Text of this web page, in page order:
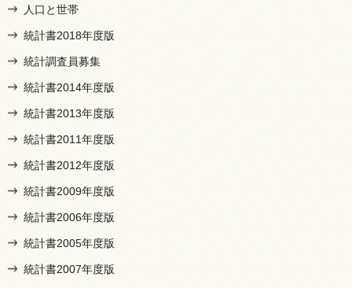
人口と世帯
統計書2018年度版
統計調査員募集
統計書2014年度版
統計書2013年度版
統計書2011年度版
統計書2012年度版
統計書2009年度版
統計書2006年度版
統計書2005年度版
統計書2007年度版